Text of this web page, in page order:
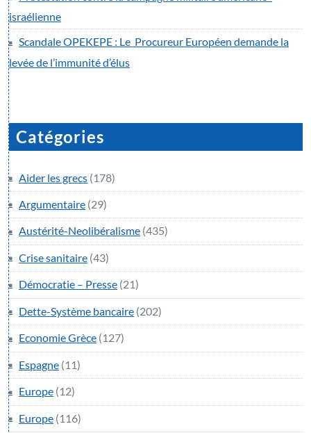
israélienne
Scandale OPEKEPE : Le Procureur Européen demande la
levée de l’immunité d’élus
Catégories
Aider les grecs (178)
Argumentaire (29)
Austérité-Neolibéralisme (435)
Crise sanitaire (43)
Démocratie – Presse (21)
Dette-Système bancaire (202)
Economie Grèce (127)
Espagne (11)
Europe (12)
Europe (116)